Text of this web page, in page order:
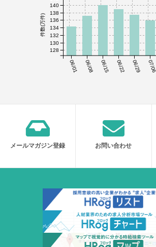
06/01 06/08 06/15 06/22 06/29 07/06
件数(万件)
128
130
132
134
136
138
140
メールマガジン登録 お問い合わせ